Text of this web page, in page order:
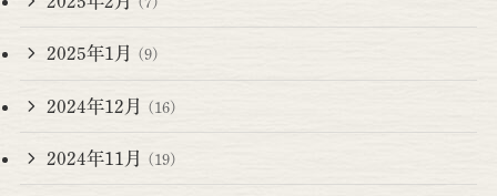
2025年1月 (9)
2024年12月 (16)
2024年11月 (19)